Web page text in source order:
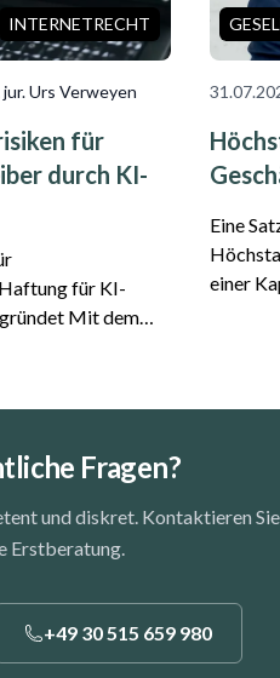
INTERNETRECHT
jur. Urs Verweyen
für
durch KI-
für KI-
Mit dem
Eine
einer
Fragen?
und diskret. Kontaktieren
Erstberatung.
+49 30 515 659 980